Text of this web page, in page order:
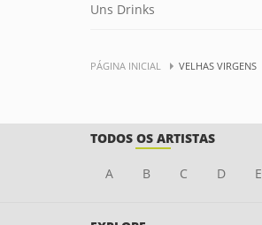
Uns Drinks
PÁGINA INICIAL VELHAS VIRGENS
TODOS OS ARTISTAS
A B C D E